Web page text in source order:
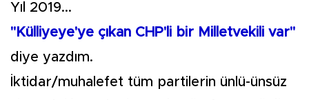
Yıl 2019...
"Külliyeye'ye çıkan CHP'li bir Milletvekili var"
diye yazdım.
İktidar/muhalefet tüm partilerin ünlü-ünsüz